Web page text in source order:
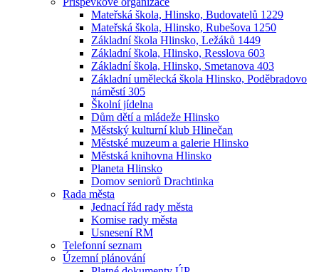
Mateřská škola, Hlinsko, Budovatelů 1229
Mateřská škola, Hlinsko, Rubešova 1250
Základní škola Hlinsko, Ležáků 1449
Základní škola, Hlinsko, Resslova 603
Základní škola, Hlinsko, Smetanova 403
Základní umělecká škola Hlinsko, Poděbradovo
náměstí 305
Školní jídelna
Dům dětí a mládeže Hlinsko
Městský kulturní klub Hlinečan
Městské muzeum a galerie Hlinsko
Městská knihovna Hlinsko
Planeta Hlinsko
Domov seniorů Drachtinka
Rada města
Jednací řád rady města
Komise rady města
Usnesení RM
Telefonní seznam
Územní plánování